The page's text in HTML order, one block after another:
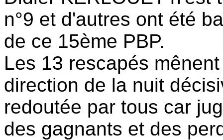
n°9 et d'autres ont été
de ce 15ème PBP.
Les 13 rescapés
direction de la nuit
redoutée par tous car
des gagnants et des